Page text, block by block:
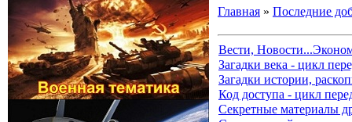
Главная » Последние
Вести,
Загадки века - цикл
Загадки истории,
Код доступа - цикл
Секретные материалы